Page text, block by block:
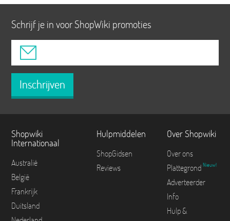
Schrijf je in voor ShopWiki promoties
Inschrijven
Shopwiki
Internationaal
Australië
België
Frankrijk
Duitsland
Hulpmiddelen
ShopGidsen
Reviews
Over Shopwiki
Over ons
Plattegrond Nieuw!
Adverteerder
Info
Hulp &